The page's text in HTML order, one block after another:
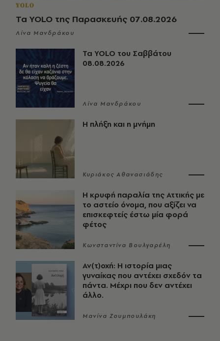
YOLO
Τα YOLO της Παρασκευής 07.08.2026
Λίνα Μανδράκου
Τα YOLO του Σαββάτου
08.08.2026
Λίνα Μανδράκου
Η πλήξη και η μνήμη
Κυριάκος Αθανασιάδης
Η κρυφή παραλία της Αττικής με
το αστείο όνομα, που αξίζει να
επισκεφτείς έστω μία φορά
φέτος
Κωνσταντίνα Βουλγαρέλη
Αν(τ)οχή: Η ιστορία μιας
γυναίκας που αντέχει σχεδόν τα
πάντα. Μέχρι που δεν αντέχει
άλλο.
Μανίνα Ζουμπουλάκη